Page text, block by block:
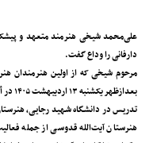
علی‌محمد شیخی هنرمند متعهد و
دارفانی را وداع گفت.
مرحوم شیخی که از اولین هنرمندان
بعدازظهر یکشنبه ۱۳ اردیبهشت ۱۴۰۵ در أثر عارضه ریوی به دیدار معبود شتافت.
تدریـس در دانشـگاه شـهید رجایـی،
هنرسـتان آیت‌الله قدوسـی از جمله